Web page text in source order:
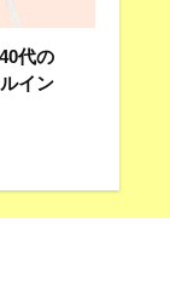
代の
イン